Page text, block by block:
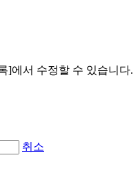
]에서 수정할 수 있습니다.
취소